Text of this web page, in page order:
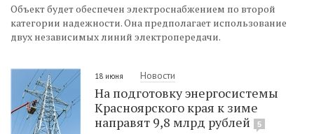
Объект будет обеспечен электроснабжением по второй
категории надежности. Она предполагает использование
двух независимых линий электропередачи.
18 июня Новости
На подготовку энергосистемы
Красноярского края к зиме
направят 9,8 млрд рублей
5